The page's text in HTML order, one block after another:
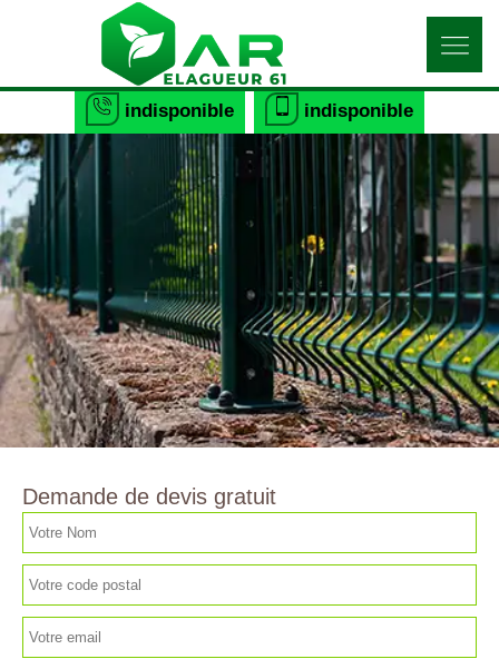
indisponible indisponible
Demande de devis gratuit